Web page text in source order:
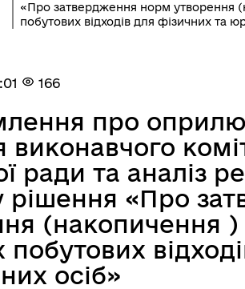
«Про затвердження норм утворення
побутових відходів для фізичних та
166
про
виконавчого
ради та аналіз
рішення «Про
(накопичення )
побутових
осіб»